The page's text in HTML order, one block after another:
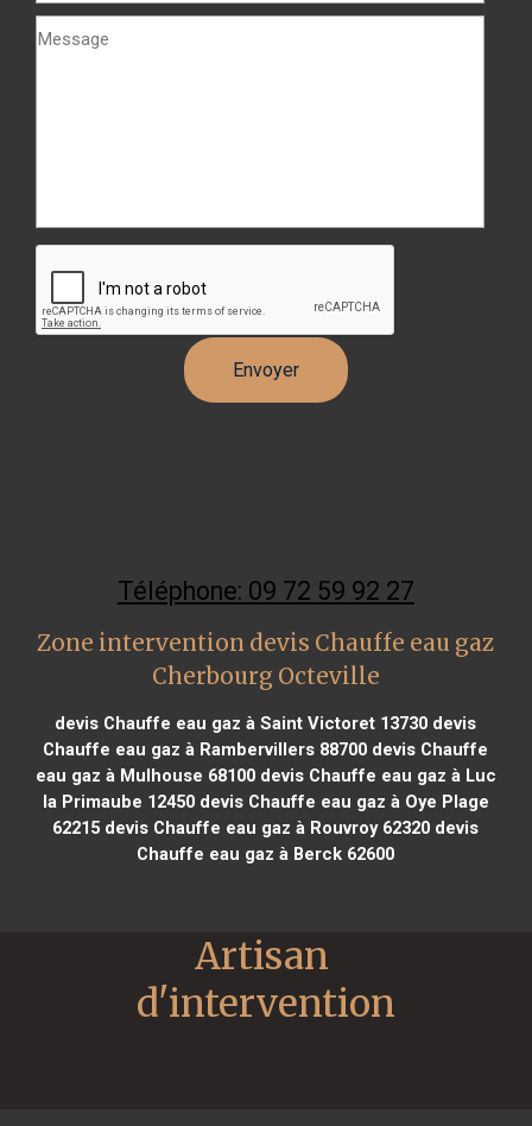
Téléphone: 09 72 59 92 27
Zone intervention devis Chauffe eau gaz
Cherbourg Octeville
devis Chauffe eau gaz à Saint Victoret 13730 devis
Chauffe eau gaz à Rambervillers 88700 devis Chauffe
eau gaz à Mulhouse 68100devis Chauffe eau gaz à Luc
la Primaube 12450devis Chauffe eau gaz à Oye Plage
62215 devis Chauffe eau gaz à Rouvroy 62320 devis
Chauffe eau gaz à Berck 62600
Artisan
d'intervention